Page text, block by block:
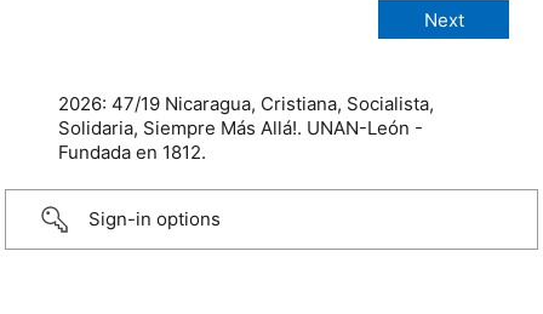
2026: 47/19 Nicaragua, Cristiana, Socialista,
Solidaria, Siempre Más Allá!. UNAN-León -
Fundada en 1812.
Sign-in options